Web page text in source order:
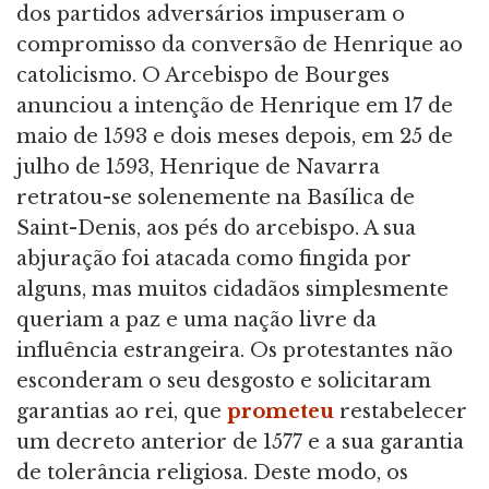
dos partidos adversários impuseram o
compromisso da conversão de Henrique ao
catolicismo. O Arcebispo de Bourges
anunciou a intenção de Henrique em 17 de
maio de 1593 e dois meses depois, em 25 de
julho de 1593, Henrique de Navarra
retratou-se solenemente na Basílica de
Saint-Denis, aos pés do arcebispo. A sua
abjuração foi atacada como fingida por
alguns, mas muitos cidadãos simplesmente
queriam a paz e uma nação livre da
influência estrangeira. Os protestantes não
esconderam o seu desgosto e solicitaram
garantias ao rei, que prometeu restabelecer
um decreto anterior de 1577 e a sua garantia
de tolerância religiosa. Deste modo, os